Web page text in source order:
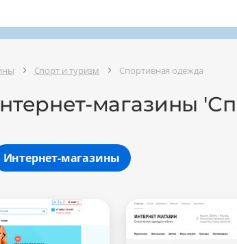
Спорт и туризм Спортивная одежда
магазины
Оптимальный
Интернет-магазины